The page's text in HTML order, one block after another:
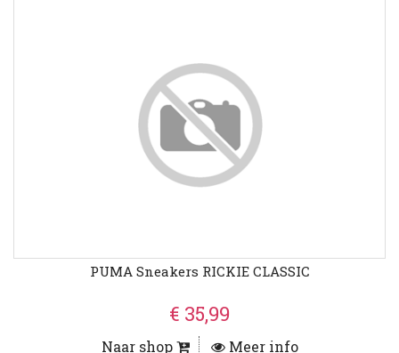
PUMA Sneakers RICKIE CLASSIC
€ 35,99
Naar shop Meer info